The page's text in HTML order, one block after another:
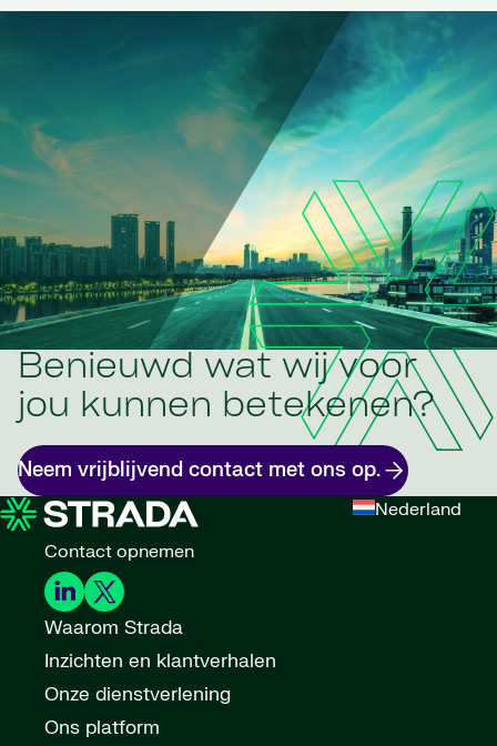
Benieuwd wat wij voor
jou kunnen betekenen?
Neem vrijblijvend contact met ons op.
Nederland
Contact opnemen
Waarom Strada
Inzichten en klantverhalen
Onze dienstverlening
Ons platform